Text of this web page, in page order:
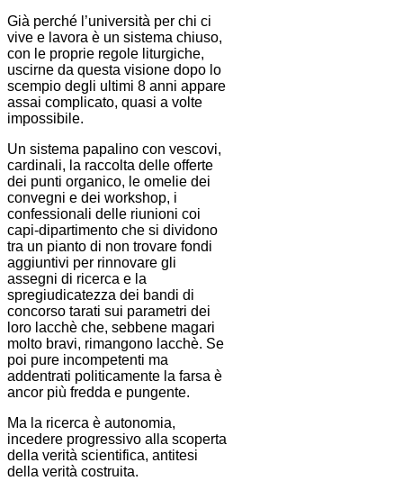
Già perché l’università per chi ci
vive e lavora è un sistema chiuso,
con le proprie regole liturgiche,
uscirne da questa visione dopo lo
scempio degli ultimi 8 anni appare
assai complicato, quasi a volte
impossibile.
Un sistema papalino con vescovi,
cardinali, la raccolta delle offerte
dei punti organico, le omelie dei
convegni e dei workshop, i
confessionali delle riunioni coi
capi-dipartimento che si dividono
tra un pianto di non trovare fondi
aggiuntivi per rinnovare gli
assegni di ricerca e la
spregiudicatezza dei bandi di
concorso tarati sui parametri dei
loro lacchè che, sebbene magari
molto bravi, rimangono lacchè. Se
poi pure incompetenti ma
addentrati politicamente la farsa è
ancor più fredda e pungente.
Ma la ricerca è autonomia,
incedere progressivo alla scoperta
della verità scientifica, antitesi
della verità costruita.